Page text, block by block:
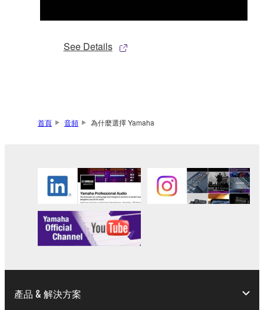
See Details
首頁 音頻 為什麼選擇 Yamaha
產品 & 解決方案